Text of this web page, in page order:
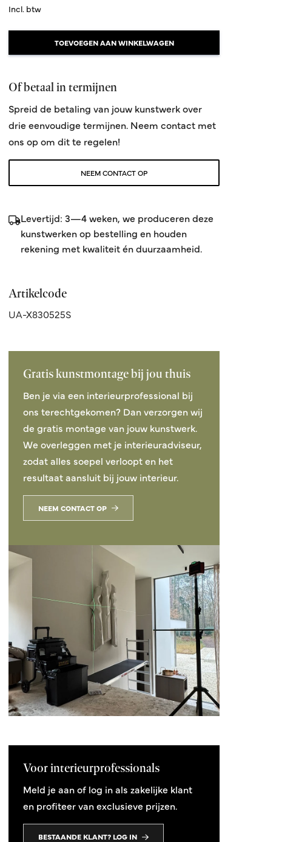
Incl. btw
TOEVOEGEN AAN WINKELWAGEN
Of betaal in termijnen
Spreid de betaling van jouw kunstwerk over
drie eenvoudige termijnen. Neem contact met
ons op om dit te regelen!
NEEM CONTACT OP
Levertijd: 3—4 weken, we produceren deze
kunstwerken op bestelling en houden
rekening met kwaliteit én duurzaamheid.
Artikelcode
UA-X830525S
Gratis kunstmontage bij jou thuis
Ben je via een interieurprofessional bij
ons terechtgekomen? Dan verzorgen wij
de gratis montage van jouw kunstwerk.
We overleggen met je interieuradviseur,
zodat alles soepel verloopt en het
resultaat aansluit bij jouw interieur.
NEEM CONTACT OP
Voor interieurprofessionals
Meld je aan of log in als zakelijke klant
en profiteer van exclusieve prijzen.
BESTAANDE KLANT? LOG IN